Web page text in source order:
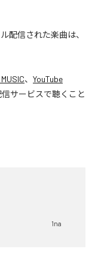
配信された楽曲は、
、 YouTube
サービスで聴くこと
1na